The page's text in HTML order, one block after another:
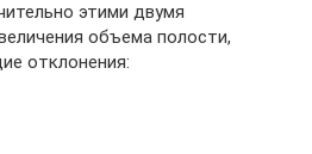
этими двумя
объема полости,
отклонения: